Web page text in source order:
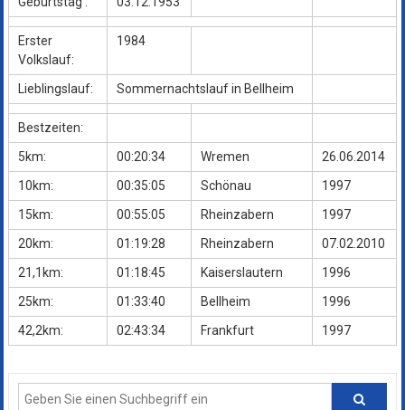
Erster
Volkslauf:
1984
Lieblingslauf: Sommernachtslauf in Bellheim
Bestzeiten:
5km:
00:20:34 Wremen
26.06.2014
10km:
00:35:05 Schönau
1997
15km:
00:55:05 Rheinzabern
1997
20km:
01:19:28 Rheinzabern
07.02.2010
21,1km:
01:18:45 Kaiserslautern
1996
25km:
01:33:40 Bellheim
1996
42,2km:
02:43:34 Frankfurt 1997